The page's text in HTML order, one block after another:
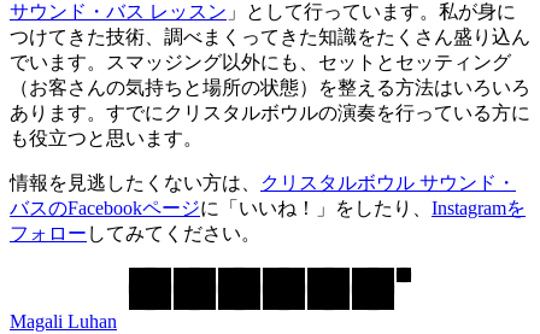
サウンド・バス レッスン 」として行っています。私が身に
つけてきた技術、調べまくってきた知識をたくさん盛り込ん
でいます。スマッジング以外にも、セットとセッティング
（お客さんの気持ちと場所の状態）を整える方法はいろいろ
あります。すでにクリスタルボウルの演奏を行っている方に
も役立つと思います。
情報を見逃したくない方は、
クリスタルボウル サウンド・
バスのFacebookページに「いいね！」をしたり、 Instagramを
フォロー してみてください。
Magali Luhan